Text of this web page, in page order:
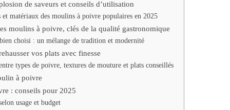
de saveurs et conseils d’utilisation
et matériaux des moulins à poivre populaires en 2025
moulins à poivre, clés de la qualité gastronomique
choisi : un mélange de tradition et modernité
vos plats avec finesse
types de poivre, textures de mouture et plats conseillés
à poivre
: conseils pour 2025
usage et budget